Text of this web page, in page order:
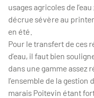
usages agricoles de
décrue sévère au
en été.
Pour le transfert de ces
d’eau, il faut bien
dans une gamme assez
l’ensemble de la gestion
marais Poitevin étant